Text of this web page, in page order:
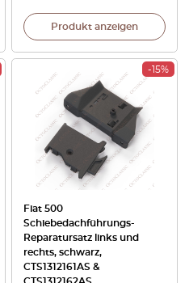
Produkt anzeigen
-15%
Fiat 500
Schiebedachführungs-
Reparatursatz links und
rechts, schwarz,
CTS1312161AS &